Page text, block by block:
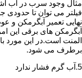
مثال وجود سرب در آب
فیلتر می توان تا
نهایی تعمیر آبگرمکن
آبگرمکن های برقی این
المنت است.در این مورد
برطرف می شود.
5.آب گرم فشار ندارد